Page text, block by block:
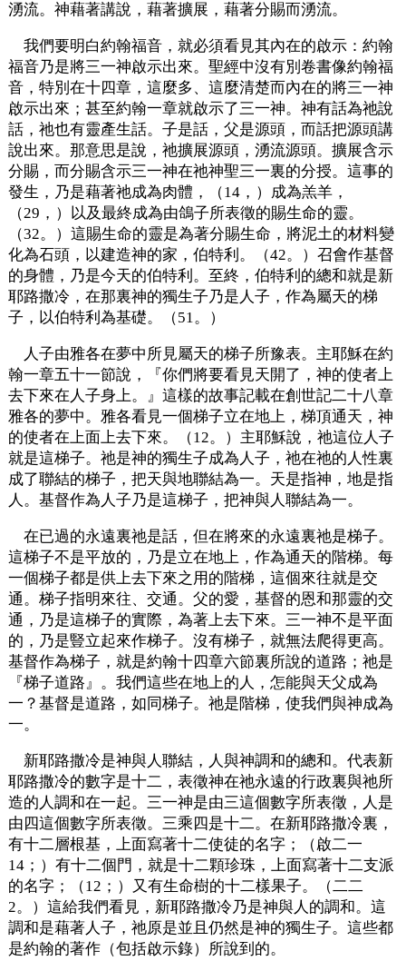
湧流。神藉著講說，藉著擴展，藉著分賜而湧流。
我們要明白約翰福音，就必須看見其內在的啟示：約翰
福音乃是將三一神啟示出來。聖經中沒有別卷書像約翰福
音，特別在十四章，這麼多、這麼清楚而內在的將三一神
啟示出來；甚至約翰一章就啟示了三一神。神有話為祂說
話，祂也有靈產生話。子是話，父是源頭，而話把源頭講
說出來。那意思是說，祂擴展源頭，湧流源頭。擴展含示
分賜，而分賜含示三一神在祂神聖三一裏的分授。這事的
發生，乃是藉著祂成為肉體，（14，）成為羔羊，
（29，）以及最終成為由鴿子所表徵的賜生命的靈。
（32。）這賜生命的靈是為著分賜生命，將泥土的材料變
化為石頭，以建造神的家，伯特利。（42。）召會作基督
的身體，乃是今天的伯特利。至終，伯特利的總和就是新
耶路撒冷，在那裏神的獨生子乃是人子，作為屬天的梯
子，以伯特利為基礎。（51。）
人子由雅各在夢中所見屬天的梯子所豫表。主耶穌在約
翰一章五十一節說，『你們將要看見天開了，神的使者上
去下來在人子身上。』這樣的故事記載在創世記二十八章
雅各的夢中。雅各看見一個梯子立在地上，梯頂通天，神
的使者在上面上去下來。（12。）主耶穌說，祂這位人子
就是這梯子。祂是神的獨生子成為人子，祂在祂的人性裏
成了聯結的梯子，把天與地聯結為一。天是指神，地是指
人。基督作為人子乃是這梯子，把神與人聯結為一。
在已過的永遠裏祂是話，但在將來的永遠裏祂是梯子。
這梯子不是平放的，乃是立在地上，作為通天的階梯。每
一個梯子都是供上去下來之用的階梯，這個來往就是交
通。梯子指明來往、交通。父的愛，基督的恩和那靈的交
通，乃是這梯子的實際，為著上去下來。三一神不是平面
的，乃是豎立起來作梯子。沒有梯子，就無法爬得更高。
基督作為梯子，就是約翰十四章六節裏所說的道路；祂是
『梯子道路』。我們這些在地上的人，怎能與天父成為
一？基督是道路，如同梯子。祂是階梯，使我們與神成為
一。
新耶路撒冷是神與人聯結，人與神調和的總和。代表新
耶路撒冷的數字是十二，表徵神在祂永遠的行政裏與祂所
造的人調和在一起。三一神是由三這個數字所表徵，人是
由四這個數字所表徵。三乘四是十二。在新耶路撒冷裏，
有十二層根基，上面寫著十二使徒的名字；（啟二一
14；）有十二個門，就是十二顆珍珠，上面寫著十二支派
的名字；（12；）又有生命樹的十二樣果子。（二二
2。）這給我們看見，新耶路撒冷乃是神與人的調和。這
調和是藉著人子，祂原是並且仍然是神的獨生子。這些都
是約翰的著作（包括啟示錄）所說到的。